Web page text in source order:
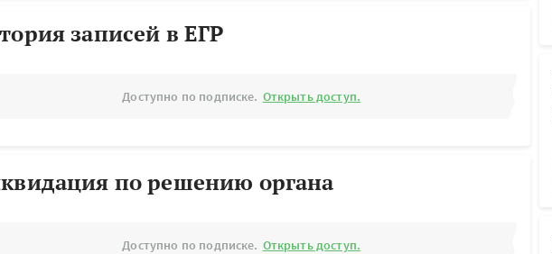
записей в ЕГР
Доступно по подписке. Открыть доступ.
по решению органа
Доступно по подписке. Открыть доступ.